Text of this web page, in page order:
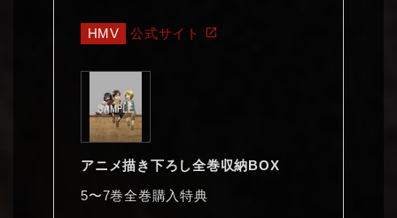
HMV 公式サイト
アニメ描き下ろし全巻収納BOX
5〜7巻全巻購入特典